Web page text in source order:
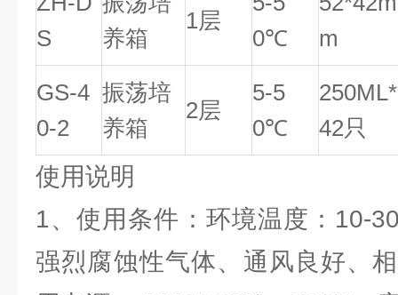
S
养箱
1层
0℃
m
GS-4
0-2
振荡培
养箱
2层
5-5
0℃
250ML*
42只
使用说明
1、使用条件：环境温度：10-
强烈腐蚀性气体、通风良好、